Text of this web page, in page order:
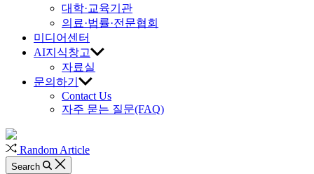
대학·교육기관
의료·법률·전문협회
미디어센터
AI지식창고
자료실
문의하기
Contact Us
자주 묻는 질문(FAQ)
Random Article
Search